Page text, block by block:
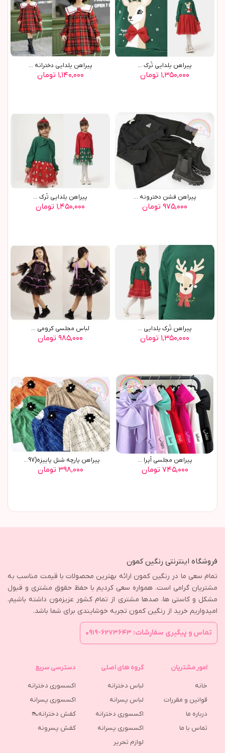
پيراهن يلدايي تُرک ...
۱,۳۵۰,۰۰۰ تومان
پيراهن يلدايي دخترانه ...
۱,۱۴۰,۰۰۰ تومان
پيراهن فشن دخترونه ...
۹۷۵,۰۰۰ تومان
پيراهن يلدايي تُرک ...
۱,۴۵۰,۰۰۰ تومان
پيراهن تُرک يلدايي ...
۱,۳۵۰,۰۰۰ تومان
لباس مجلسی کرومی ...
۹۸۵,۰۰۰ تومان
پیراهن مجلسی اُپرا ...
۷۴۵,۰۰۰ تومان
پیراهن پارچه شنل پاییزه(8897)
۳۹۸,۰۰۰ تومان
فروشگاه اینترنتی رنگین کمون
تمام سعی ما در رنگین کمون ارائه بهترین محصولات با قیمت مناسب به
مشتریان گرامی است. همواره سعی کردیم با حفظ حقوق مشتری و قبول
مشکل و کاستی ها، صدها مشتری از تمام کشور عزیزمون داشته باشیم.
امیدواریم خرید از رنگین کمون تجربه خوشایندی برای شما باشد.
تماس و پیگیری سفارشات: ۶۲۷۳۶۴۳-۰۹۱۹
امور مشتریان
خانه
قوانین و مقررات
درباره ما
تماس با ما
گروه های اصلی
لباس دخترانه
لباس پسرانه
اکسسوری دخترانه
اکسسوری پسرانه
لوازم تحریر
دسترسی سریع
اکسسوری دخترانه
اکسسوری پسرانه
کفش دخترانه👠
كفش پسرونه